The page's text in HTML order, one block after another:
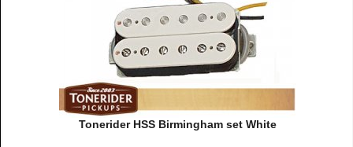
Tonerider HSS Birmingham set White